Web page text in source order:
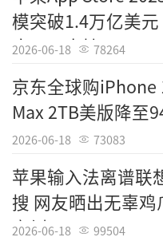
问题以及印度产能
斯必须面对的难题
上任标志着苹果
归“硬核创新”，他
景，在AI硬件化与
果实现继iPhone之
是决定苹果未来十年
模突破1.4万亿美
应用已支持AI
2026-06-18 78264
京东全球购iPhone
Max 2TB美版降至
2026-06-18 73083
苹果输入法离谱联
搜 网友晒出无辜鸡
案例
2026-06-18 99504